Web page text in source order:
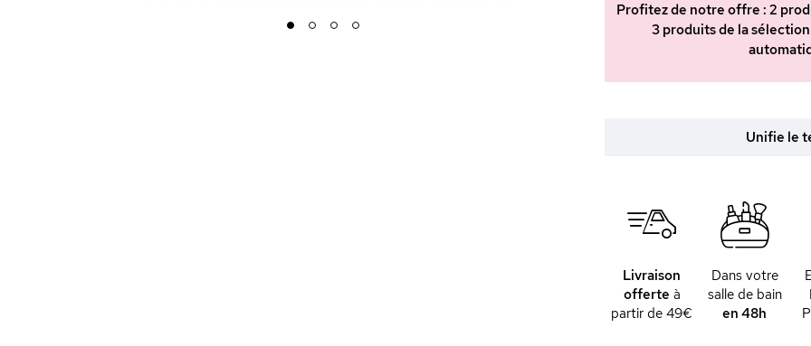
1 2 3 4
Profitez de notre offre : 2
3 produits de la
Unifie le
Livraison
offerte à
partir de 49€
Dans votre
salle de bain
en 48h